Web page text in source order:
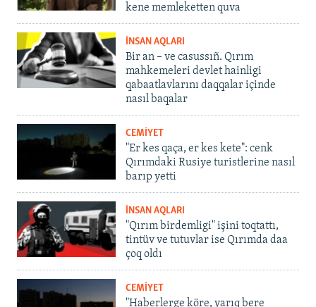
kene memleketten quva
İNSAN AQLARI
Bir an – ve casussıñ. Qırım
mahkemeleri devlet hainligi
qabaatlavlarını daqqalar içinde
nasıl baqalar
CEMİYET
"Er kes qaça, er kes kete": cenk
Qırımdaki Rusiye turistlerine nasıl
barıp yetti
İNSAN AQLARI
"Qırım birdemligi" işini toqtattı,
tintüv ve tutuvlar ise Qırımda daa
çoq oldı
CEMİYET
"Haberlerge köre, yarıq bere